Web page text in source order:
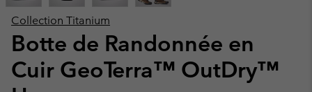
Collection Titanium
Botte de Randonnée en
Cuir GeoTerra™ OutDry™